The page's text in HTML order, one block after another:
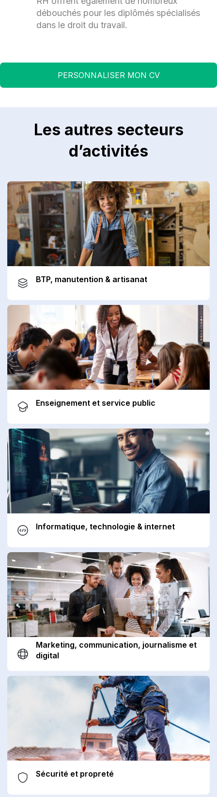
débouchés pour les diplômés spécialisés
dans le droit du travail.
PERSONNALISER MON CV
Les autres secteurs
d’activités
BTP, manutention & artisanat
Enseignement et service public
Informatique, technologie & internet
Marketing, communication, journalisme et
digital
Sécurité et propreté